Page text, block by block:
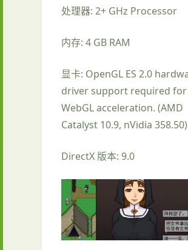
处理器: 2+ GHz Processor
内存: 4 GB RAM
显卡: OpenGL ES 2.0
driver support required for
WebGL acceleration. (AMD
Catalyst 10.9, nVidia 358.50)
DirectX 版本: 9.0